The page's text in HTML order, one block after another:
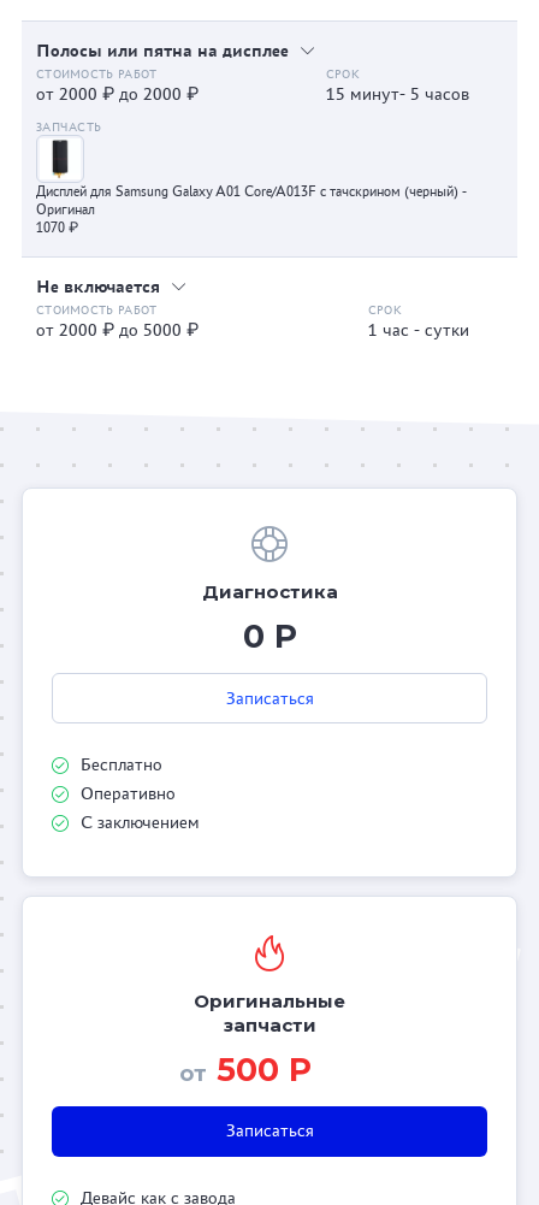
Полосы или пятна на дисплее
от 2000 ₽ до 2000 ₽ 15 минут- 5 часов
Дисплей для Samsung Galaxy A01 Core/A013F с тачскрином (черный) -
Оригинал
1070 ₽
Не включается
от 2000 ₽ до 5000 ₽ 1 час - сутки
Диагностика
0 Р
Записаться
Бесплатно
Оперативно
С заключением
Оригинальные
запчасти
от 500 Р
Записаться
Девайс как с завода